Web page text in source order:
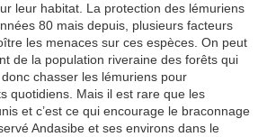
leur habitat. La protection des lémuriens
80 mais depuis, plusieurs facteurs
les menaces sur ces espèces. On peut
de la population riveraine des forêts qui
chasser les lémuriens pour
quotidiens. Mais il est rare que les
et c’est ce qui encourage le braconnage
Andasibe et ses environs dans le